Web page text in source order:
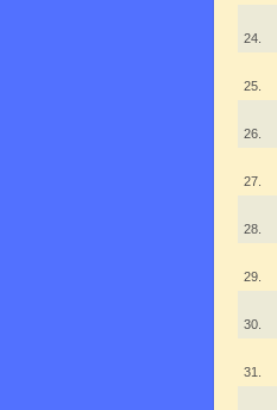
24.
25.
26.
27.
28.
29.
30.
31.